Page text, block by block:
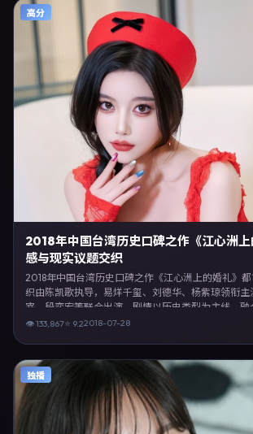
高分
2018年中国台湾历史口碑之作《江心洲
感与现实议题交织
2018年中国台湾历史口碑之作《江心洲上的婚礼》
织由陈凯歌执导，易烊千玺、刘德华、杨紫琼领衔
宰、段奕宏等联合出演。剧情以历史类型为主线，
与人物弧光，适合检索「历史电影 中国台湾 陈凯歌
长文与专题策划的引用素材。
👁133,867⭐ 9.22018-07-28
独播